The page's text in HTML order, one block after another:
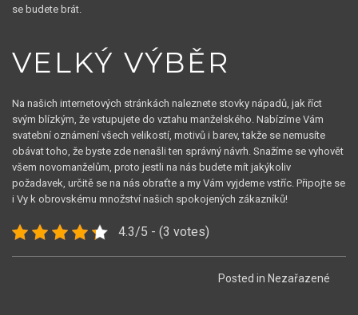
se budete brát.
VELKÝ VÝBĚR
Na našich internetových stránkách naleznete stovky nápadů, jak říct
svým blízkým, že vstupujete do vztahu manželského. Nabízíme Vám
svatební oznámení všech velikostí, motivů i barev, takže se nemusíte
obávat toho, že byste zde nenašli ten správný návrh. Snažíme se vyhovět
všem novomanželům, proto jestli na nás budete mít jakýkoliv
požadavek, určitě se na nás obraťte a my Vám vyjdeme vstříc. Připojte se
i Vy k obrovskému množství našich spokojených zákazníků!
4.3/5 - (3 votes)
Posted in Nezařazené